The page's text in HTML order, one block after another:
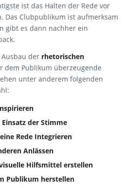
ist das Halten der Rede vor
Das Clubpublikum ist aufmerksam
gibt es dann nachher ein
der rhetorischen
dem Publikum überzeugende
unter anderem folgenden
der Stimme
Rede Integrieren
Anlässen
Hilfsmittel erstellen
Publikum herstellen